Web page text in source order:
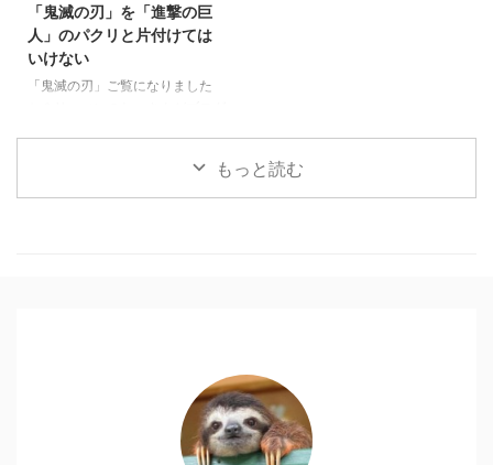
ずっとそれをやっていてくれ1.3
気にかけてくれる上役、上司がい
ない＝上がるエンジンがない2 そ
んな自分がこんな傾向に陥ってい
「鬼滅の刃」を「進撃の巨
人」のパクリと片付けては
いけない
「鬼滅の刃」ご覧になりました
はそんなことない、作者にとても
敬意を表したく。稚拙ながら僕な
鬼である人間を切りながらも尊重
し、その先をあり方を強烈に訴え
もっと読む